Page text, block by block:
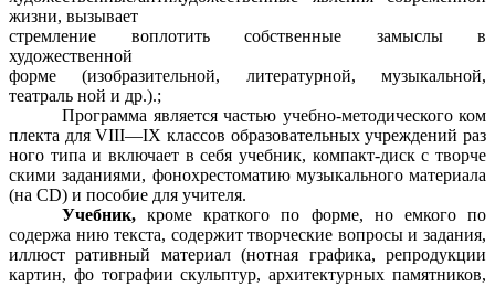
жизни, вызывает
стремление воплотить собственные замыслы в
художественной
форме (изобразительной, литературной, музыкальной,
театраль ной и др.).;
Программа является частью учебно-методического ком
плекта для VIII—IX классов образовательных учреждений раз
ного типа и включает в себя учебник, компакт-диск с творче
скими заданиями, фонохрестоматию музыкального материала
(на CD) и пособие для учителя.
Учебник,кроме краткого по форме, но емкого по
содержа нию текста, содержит творческие вопросы и задания,
иллюст ративный материал (нотная графика, репродукции
картин, фо тографии скульптур, архитектурных памятников,